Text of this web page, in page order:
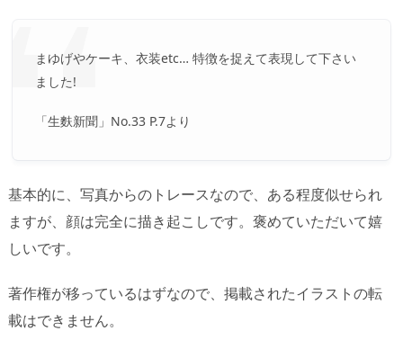
まゆげやケーキ、衣装etc… 特徴を捉えて表現して下さい
ました!
「生麩新聞」No.33 P.7より
基本的に、写真からのトレースなので、ある程度似せられ
ますが、顔は完全に描き起こしです。褒めていただいて嬉
しいです。
著作権が移っているはずなので、掲載されたイラストの転
載はできません。